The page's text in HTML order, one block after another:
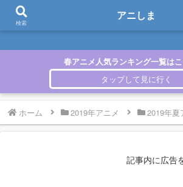
アニしま
春アニメ人気ランキング一覧は
ホーム 2019年アニメ 2019年夏
記事内に広告
検索
アニしま